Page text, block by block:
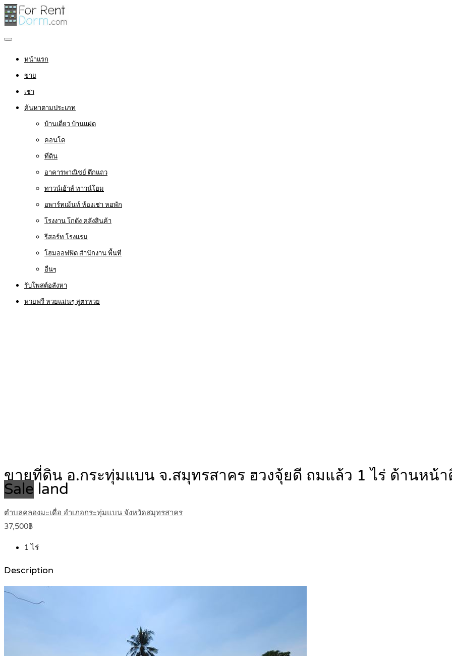
หน้าแรก
ขาย
เช่า
ค้นหาตามประเภท
บ้านเดี่ยว บ้านแฝด
คอนโด
ที่ดิน
อาคารพาณิชย์ ตึกแถว
ทาวน์เฮ้าส์ ทาวน์โฮม
อพาร์ทเม้นท์ ห้องเช่า หอพัก
โรงงาน โกดัง คลังสินค้า
รีสอร์ท โรงแรม
โฮมออฟฟิต สำนักงาน พื้นที่
อื่นๆ
รับโพสต์อสังหา
หวยฟรี หวยแม่นๆ สูตรหวย
ขายที่ดิน อ.กระทุ่มแบน จ.สมุทรสาคร ฮวงจุ้ยดี ถมแล้ว 1 ไร่ ด้านหน้
Sale land
ตำบลคลองมะเดื่อ อำเภอกระทุ่มแบน จังหวัดสมุทรสาคร
37,500฿
1 ไร่
Description